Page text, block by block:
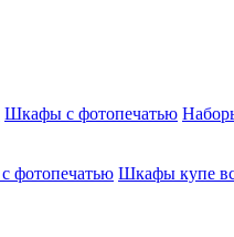
Шкафы с фотопечатью
фотопечатью Шкафы купе